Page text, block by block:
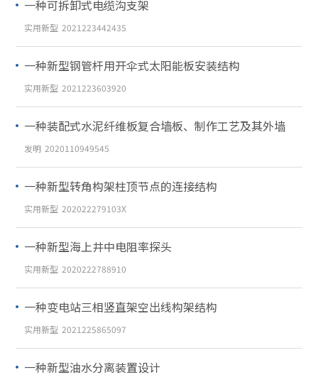
一种可拆卸式电缆沟支架
实用新型 2021223442435
一种新型钢管杆用开伞式太阳能板安装结构
实用新型 2021223603920
一种装配式水泥纤维板复合墙板、制作工艺及其外墙
发明 2020110949545
一种新型转角构架柱顶节点的连接结构
实用新型 202022279103X
一种新型海上井中电阻率探头
实用新型 2020222788910
一种变电站三相竖直架空出线构架结构
实用新型 2021225865097
一种新型油水分离装置设计